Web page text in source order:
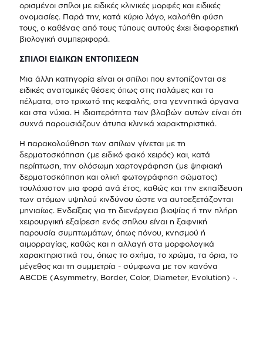
ορισμένοι σπίλοι με ειδικές κλινικές μορφές και ειδικές
ονομασίες. Παρά την, κατά κύριο λόγο, καλοήθη φύση
τους, ο καθένας από τους τύπους αυτούς έχει διαφορετική
βιολογική συμπεριφορά.
ΣΠΙΛΟΙ ΕΙΔΙΚΩΝ ΕΝΤΟΠΙΣΕΩΝ
Μια άλλη κατηγορία είναι οι σπίλοι που εντοπίζονται σε
ειδικές ανατομικές θέσεις όπως στις παλάμες και τα
πέλματα, στο τριχωτό της κεφαλής, στα γεννητικά όργανα
και στα νύχια. Η ιδιαιτερότητα των βλαβών αυτών είναι ότι
συχνά παρουσιάζουν άτυπα κλινικά χαρακτηριστικά.
Η παρακολούθηση των σπίλων γίνεται με τη
δερματοσκόπηση (με ειδικό φακό χειρός) και, κατά
περίπτωση, την ολόσωμη χαρτογράφηση (με ψηφιακή
δερματοσκόπηση και ολική φωτογράφηση σώματος)
τουλάχιστον μια φορά ανά έτος, καθώς και την εκπαίδευση
των ατόμων υψηλού κινδύνου ώστε να αυτοεξετάζονται
μηνιαίως. Ενδείξεις για τη διενέργεια βιοψίας ή την πλήρη
χειρουργική εξαίρεση ενός σπίλου είναι η ξαφνική
παρουσία συμπτωμάτων, όπως πόνου, κνησμού ή
αιμορραγίας, καθώς και η αλλαγή στα μορφολογικά
χαρακτηριστικά του, όπως το σχήμα, το χρώμα, τα όρια, το
μέγεθος και τη συμμετρία - σύμφωνα με τον κανόνα
ABCDE (Asymmetry, Border, Color, Diameter, Evolution) -.